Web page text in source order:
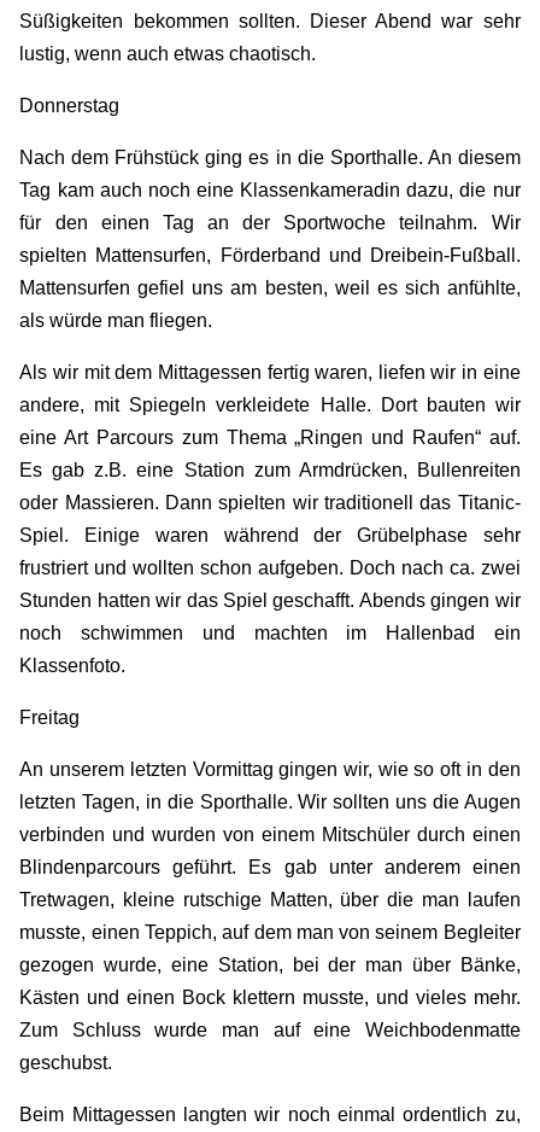
Süßigkeiten bekommen sollten. Dieser Abend war sehr
lustig, wenn auch etwas chaotisch.
Donnerstag
Nach dem Frühstück ging es in die Sporthalle. An diesem
Tag kam auch noch eine Klassenkameradin dazu, die nur
für den einen Tag an der Sportwoche teilnahm. Wir
spielten Mattensurfen, Förderband und Dreibein-Fußball.
Mattensurfen gefiel uns am besten, weil es sich anfühlte,
als würde man fliegen.
Als wir mit dem Mittagessen fertig waren, liefen wir in eine
andere, mit Spiegeln verkleidete Halle. Dort bauten wir
eine Art Parcours zum Thema „Ringen und Raufen“ auf.
Es gab z.B. eine Station zum Armdrücken, Bullenreiten
oder Massieren. Dann spielten wir traditionell das Titanic-
Spiel. Einige waren während der Grübelphase sehr
frustriert und wollten schon aufgeben. Doch nach ca. zwei
Stunden hatten wir das Spiel geschafft. Abends gingen wir
noch schwimmen und machten im Hallenbad ein
Klassenfoto.
Freitag
An unserem letzten Vormittag gingen wir, wie so oft in den
letzten Tagen, in die Sporthalle. Wir sollten uns die Augen
verbinden und wurden von einem Mitschüler durch einen
Blindenparcours geführt. Es gab unter anderem einen
Tretwagen, kleine rutschige Matten, über die man laufen
musste, einen Teppich, auf dem man von seinem Begleiter
gezogen wurde, eine Station, bei der man über Bänke,
Kästen und einen Bock klettern musste, und vieles mehr.
Zum Schluss wurde man auf eine Weichbodenmatte
geschubst.
Beim Mittagessen langten wir noch einmal ordentlich zu,